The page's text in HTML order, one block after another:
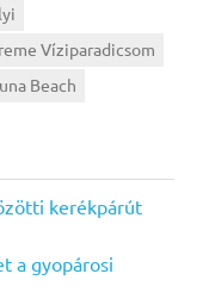
Víziparadicsom
Beach
kerékpárút
a gyopárosi